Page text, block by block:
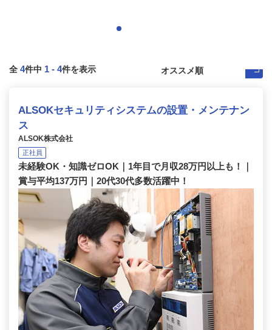
全 4件中 1 - 4件を表示
ALSOKセキュリティシステムの設置・メンテナン
ス
ALSOK株式会社
正社員
未経験OK・知識ゼロOK｜1年目で月収28万円以上も！｜
賞与平均137万円｜20代30代多数活躍中！